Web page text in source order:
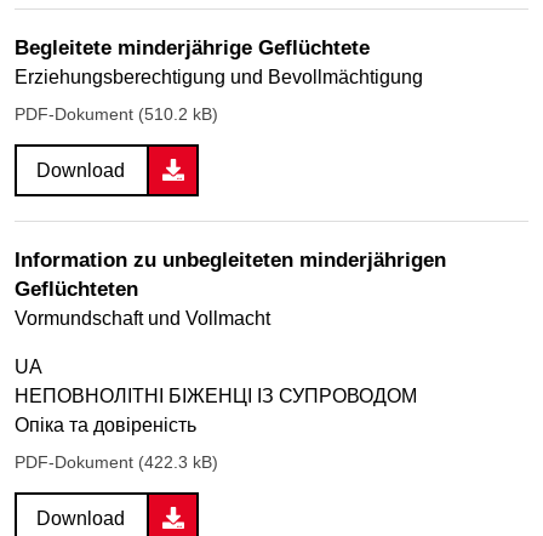
Begleitete minderjährige Geflüchtete
Erziehungsberechtigung und Bevollmächtigung
PDF-Dokument (510.2 kB)
Download
Information zu unbegleiteten minderjährigen
Geflüchteten
Vormundschaft und Vollmacht
UA
НЕПОВНОЛІТНІ БІЖЕНЦІ ІЗ СУПРОВОДОМ
Опіка та довіреність
PDF-Dokument (422.3 kB)
Download